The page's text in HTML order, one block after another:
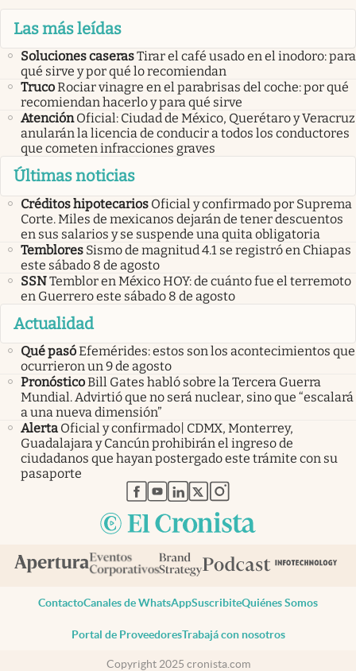
Las más leídas
Soluciones caserasTirar el café usado en el inodoro: para
qué sirve y por qué lo recomiendan
TrucoRociar vinagre en el parabrisas del coche: por qué
recomiendan hacerlo y para qué sirve
Atención Oficial: Ciudad de México, Querétaro y Veracruz
anularán la licencia de conducir a todos los conductores
que cometen infracciones graves
Últimas noticias
Créditos hipotecarios Oficial y confirmado por Suprema
Corte. Miles de mexicanos dejarán de tener descuentos
en sus salarios y se suspende una quita obligatoria
Temblores Sismo de magnitud 4.1 se registró en Chiapas
este sábado 8 de agosto
SSNTemblor en México HOY: de cuánto fue el terremoto
en Guerrero este sábado 8 de agosto
Actualidad
Qué pasóEfemérides: estos son los acontecimientos que
ocurrieron un 9 de agosto
PronósticoBill Gates habló sobre la Tercera Guerra
Mundial. Advirtió que no será nuclear, sino que “escalará
a una nueva dimensión”
Alerta Oficial y confirmado| CDMX, Monterrey,
Guadalajara y Cancún prohibirán el ingreso de
ciudadanos que hayan postergado este trámite con su
pasaporte
abre en nueva pestaña
abre en nueva pestaña
abre en nueva pestaña
abre en nueva pestaña
abre en nueva pestaña
ContactoCanales de WhatsAppSuscribiteQuiénes Somos
Portal de ProveedoresTrabajá con nosotros
Copyright 2025 cronista.com